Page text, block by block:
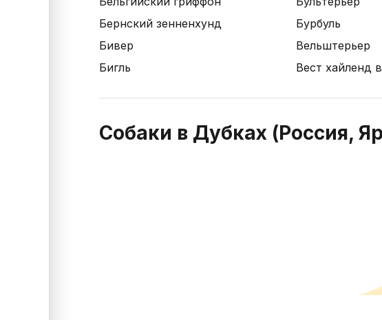
Бернский зенненхунд
Бивер
Бигль
Бурбуль
Вельштерьер
Вест хайленд
Собаки в Дубках (Россия,